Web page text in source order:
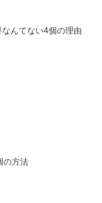
んてない4個の理由
の方法